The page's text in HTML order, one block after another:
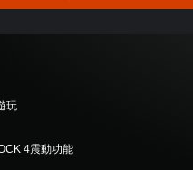
玩
4震動功能